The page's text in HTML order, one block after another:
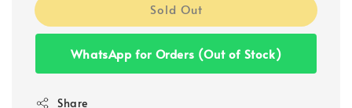
Sold Out
WhatsApp for Orders (Out of Stock)
Share